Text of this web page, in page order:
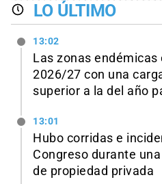
LO ÚLTIMO
13:02
Las zonas
2026/27 con una
superior a la del año
13:01
Hubo corridas e
Congreso durante
de propiedad privada